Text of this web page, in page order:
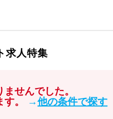
求人特集
せんでした。
す。
→他の条件で探す